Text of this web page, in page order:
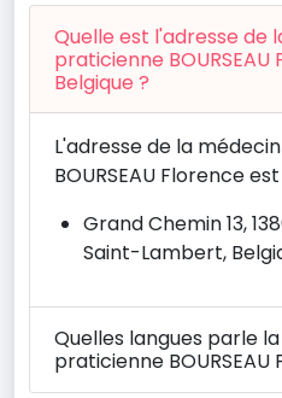
Quelle est l'adresse de
praticienne
Belgique ?
L'adresse de la
BOURSEAU Florence est
Grand Chemin 13,
Saint-Lambert,
Quelles langues parle
praticienne BOURSEAU